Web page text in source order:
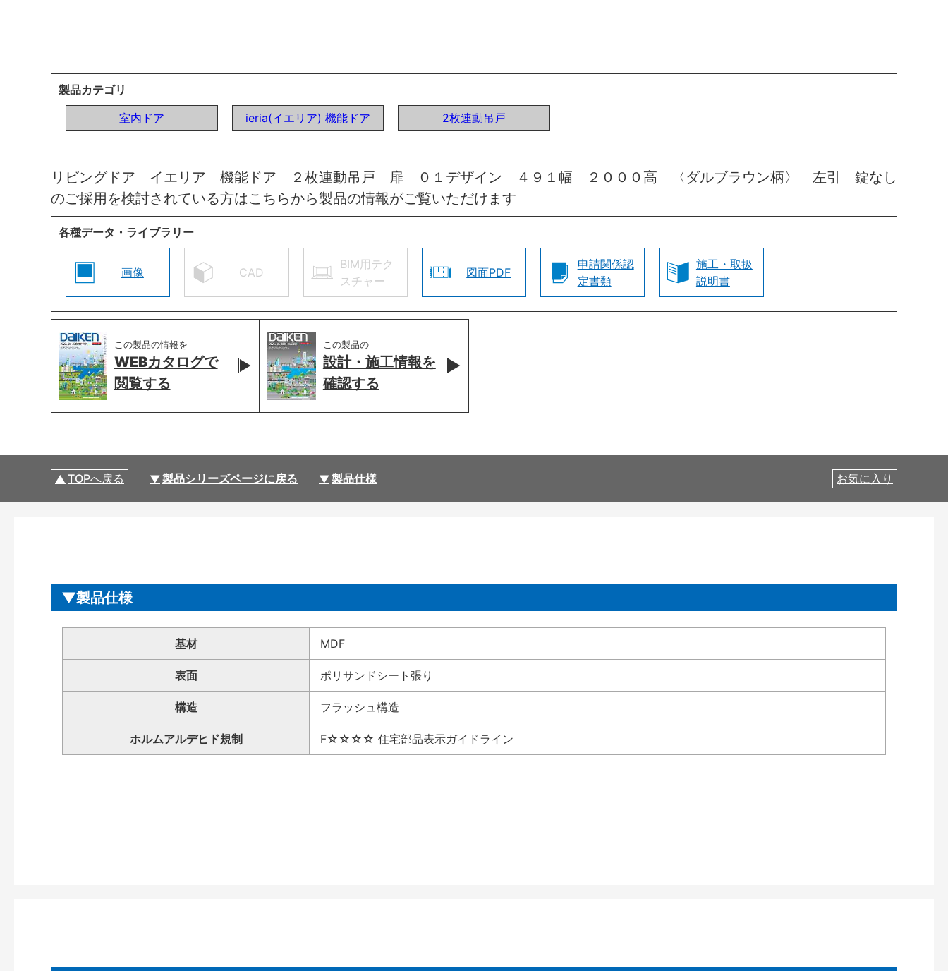
製品カテゴリ
室内ドア
ieria(イエリア) 機能ドア 2枚連動吊戸
リビングドア イエリア 機能ドア ２枚連動吊戸 扉 ０１デザイン ４９１幅 ２０００高 〈ダルブラウン柄〉 左引 錠なし
のご採用を検討されている方はこちらから製品の情報がご覧いただけます
各種データ・ライブラリー
画像 CAD
BIM用テク
スチャー
図面PDF
申請関係認
定書類
施工・取扱
説明書
この製品の情報を
WEBカタログで
閲覧する
この製品の
設計・施工情報を
確認する
TOPへ戻る 製品シリーズページに戻る 製品仕様 お気に入り
製品仕様
基材 MDF
表面 ポリサンドシート張り
構造 フラッシュ構造
ホルムアルデヒド規制 F☆☆☆☆ 住宅部品表示ガイドライン